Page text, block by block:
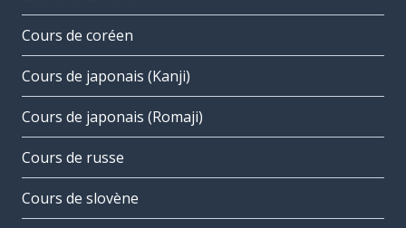
Cours de coréen
Cours de japonais (Kanji)
Cours de japonais (Romaji)
Cours de russe
Cours de slovène